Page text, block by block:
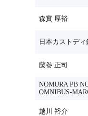
森實 厚裕
日本カストディ
藤巻 正司
NOMURA PB
OMNIBUS-
越川 裕介